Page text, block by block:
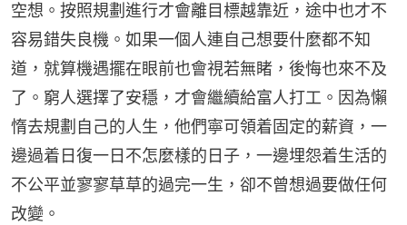
空想。按照規劃進行才會離目標越靠近，途中也才不
容易錯失良機。如果一個人連自己想要什麼都不知
道，就算機遇擺在眼前也會視若無睹，後悔也來不及
了。窮人選擇了安穩，才會繼續給富人打工。因為懶
惰去規劃自己的人生，他們寧可領着固定的薪資，一
邊過着日復一日不怎麼樣的日子，一邊埋怨着生活的
不公平並寥寥草草的過完一生，卻不曾想過要做任何
改變。